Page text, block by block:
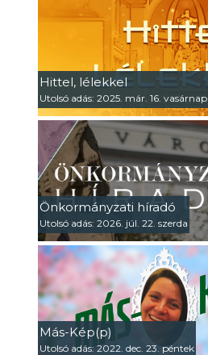
Hittel, lélekkel
Utolsó adás: 2025. már. 16. vasárnap
Önkormányzati híradó
Utolsó adás: 2026. júl. 22. szerda
Más-Kép(p)
Utolsó adás: 2022. dec. 23. péntek